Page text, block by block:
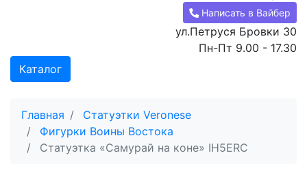
Написать в Вайбер
ул.Петруся Бровки 30
Пн-Пт 9.00 - 17.30
Каталог
Главная
Статуэтки Veronese
Фигурки Воины Востока
Статуэтка «Самурай на коне» IH5ERC